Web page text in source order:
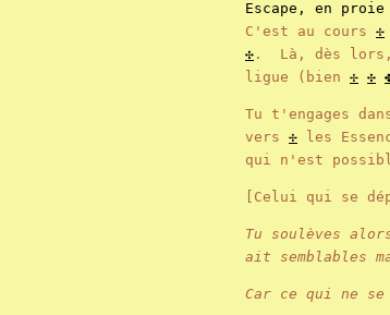
Escape, en
C'est au cours ✢
✣ . Là, dès
ligue (bien ✢ ✣
Tu t'engages
vers ✢ les
qui n'est
[Celui qui se
Tu soulèves
ait semblables
Car ce qui ne